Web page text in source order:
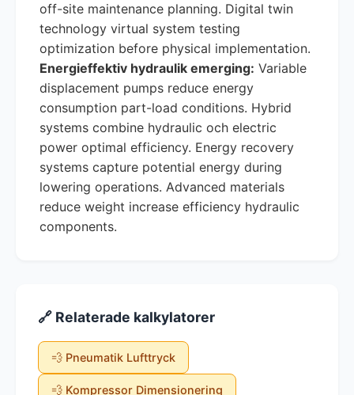
off-site maintenance planning. Digital twin
technology virtual system testing
optimization before physical implementation.
Energieffektiv hydraulik emerging: Variable
displacement pumps reduce energy
consumption part-load conditions. Hybrid
systems combine hydraulic och electric
power optimal efficiency. Energy recovery
systems capture potential energy during
lowering operations. Advanced materials
reduce weight increase efficiency hydraulic
components.
🔗 Relaterade kalkylatorer
💨 Pneumatik Lufttryck
💨 Kompressor Dimensionering